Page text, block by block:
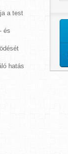
a test
és
hatás